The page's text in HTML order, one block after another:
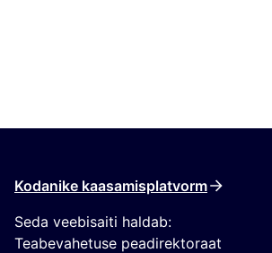
Kodanike kaasamisplatvorm
Seda veebisaiti haldab:
Teabevahetuse peadirektoraat